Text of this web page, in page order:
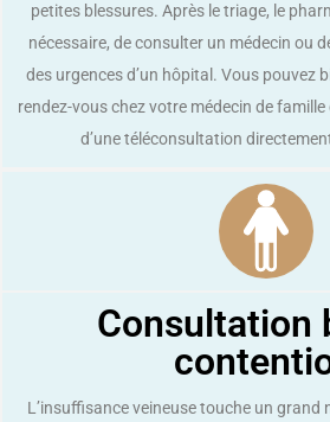
petites blessures. Après le triage, le
nécessaire, de consulter un médecin ou
des urgences d’un hôpital. Vous pouvez
rendez-vous chez votre médecin de
d’une téléconsultation
Consultation
L’insuffisance veineuse touche un grand